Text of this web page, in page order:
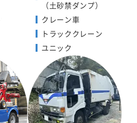
（土砂禁ダンプ）
クレーン車
トラッククレーン
ユニック